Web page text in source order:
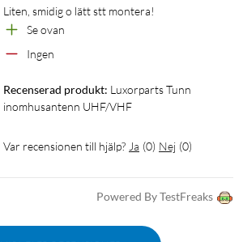
Liten, smidig o lätt stt montera!
Se ovan
Ingen
Recenserad produkt: Luxorparts Tunn
inomhusantenn UHF/VHF
Var recensionen till hjälp? Ja (0) Nej (0)
Powered By TestFreaks